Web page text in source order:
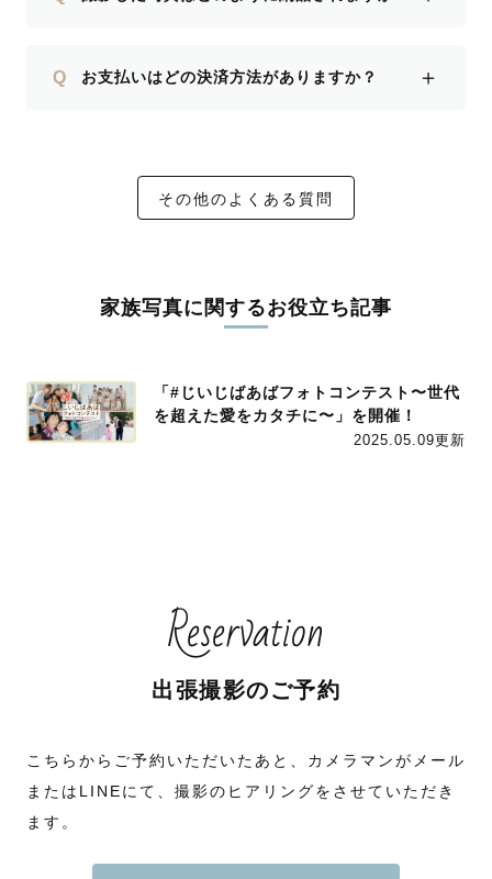
Q お支払いはどの決済方法がありますか？ ＋
その他のよくある質問
家族写真に関するお役立ち記事
「#じいじばあばフォトコンテスト〜世代
を超えた愛をカタチに〜」を開催！
2025.05.09更新
Reservation
出張撮影のご予約
こちらからご予約いただいたあと、カメラマンがメール
またはLINEにて、撮影のヒアリングをさせていただき
ます。